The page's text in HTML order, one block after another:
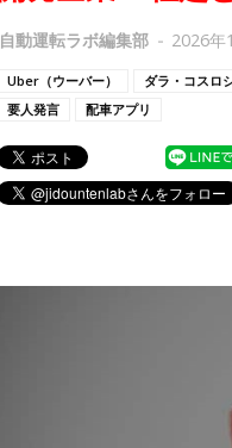
自動運転ラボ編集部 - 2026年
Uber（ウーバー） ダラ・コスロ
要人発言
配車アプリ